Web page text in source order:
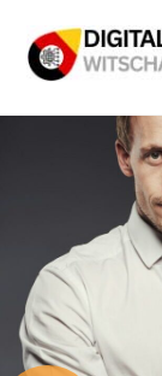
content